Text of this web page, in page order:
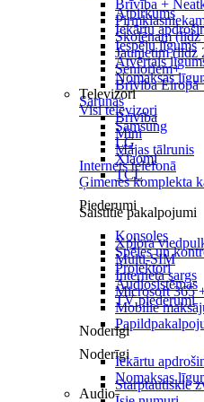
Brīvība +
Skolēnam (līdz
Jaunietim (līdz
Senioriem+
Brīvība Eiropā
Sarunas
Brīvība
Mini
Mājas tālrunis
Internets telefonā
Ģimenes komplekta
Saistītie pakalpojumi
Xplora
Multi-SIM
Interneta sargs
Microsoft 365
Mobilie
Noderīgi
Starptautiskie
Atpirkums
Iekārtu
Iespēju līgums
Atvērtais
Nomaksas
Televizori
Visi televizori
Samsung
LG
Xiaomi
TCL
Piederumi
Konsoles
Spēles un
Projektori
Audiosistēmas
TV piederumi
Noderīgi
Iekārtu
Nomaksas
Audio